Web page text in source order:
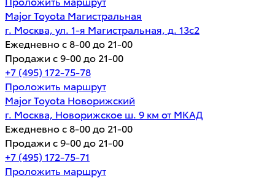
Major Toyota Магистральная
г. Москва, ул. 1-я Магистральная, д. 13с2
Ежедневно с 8-00 до 21-00
Продажи с 9-00 до 21-00
+7 (495) 172-75-78
Проложить маршрут
Major Toyota Новорижский
г. Москва, Новорижское ш. 9 км от МКАД
Ежедневно с 8-00 до 21-00
Продажи с 9-00 до 21-00
+7 (495) 172-75-71
Проложить маршрут